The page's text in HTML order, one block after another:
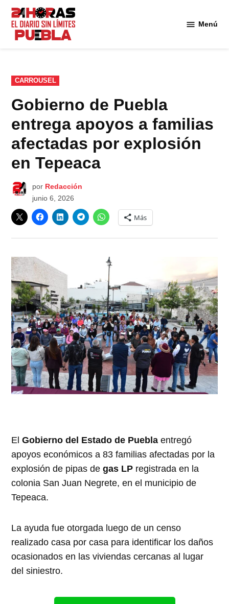
Saltar
contenido
Menú
PUBLICADO
EN
CARROUSEL
Gobierno de Puebla
entrega apoyos a familias
afectadas por explosión
en Tepeaca
por Redacción
junio 6, 2026
Más
ElGobierno del Estado de Puebla entregó
apoyos económicos a 83 familias afectadas por la
explosión de pipas degas LP registrada en la
colonia San Juan Negrete, en el municipio de
Tepeaca.
La ayuda fue otorgada luego de un censo
realizado casa por casa para identificar los daños
ocasionados en las viviendas cercanas al lugar
del siniestro.